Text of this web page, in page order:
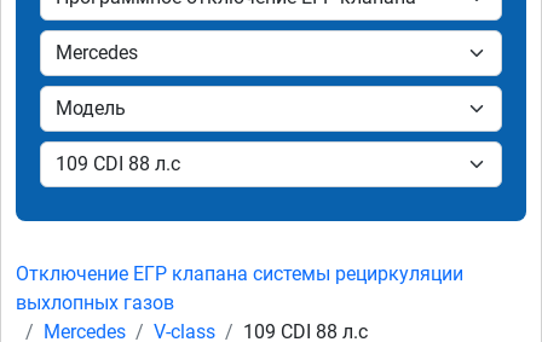
Отключение ЕГР клапана системы рециркуляции
выхлопных газов
Mercedes
V-class 109 CDI 88 л.с